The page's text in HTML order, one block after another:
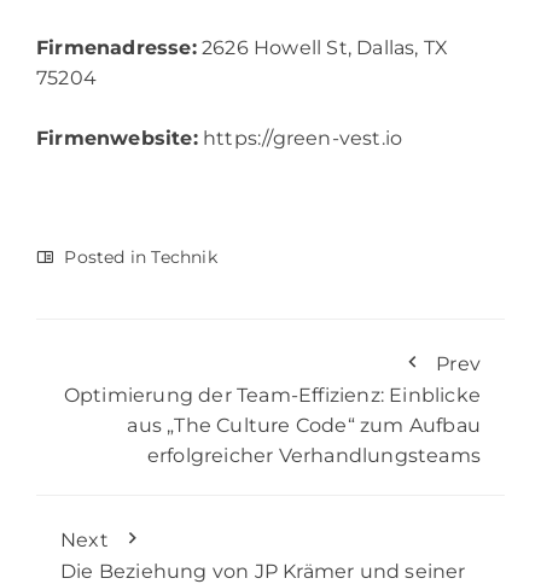
Firmenadresse:2626 Howell St, Dallas, TX
75204
Firmenwebsite: https://green-vest.io
Posted inTechnik
Prev
Optimierung der Team-Effizienz: Einblicke
aus „The Culture Code“ zum Aufbau
erfolgreicher Verhandlungsteams
Next
Die Beziehung von JP Krämer und seiner